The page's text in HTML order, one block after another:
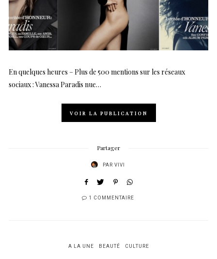
En quelques heures – Plus de 500 mentions sur les réseaux
sociaux : Vanessa Paradis nue…
VOIR LA PUBLICATION
Partager
PAR VIVI
1 COMMENTAIRE
A LA UNE BEAUTÉ CULTURE